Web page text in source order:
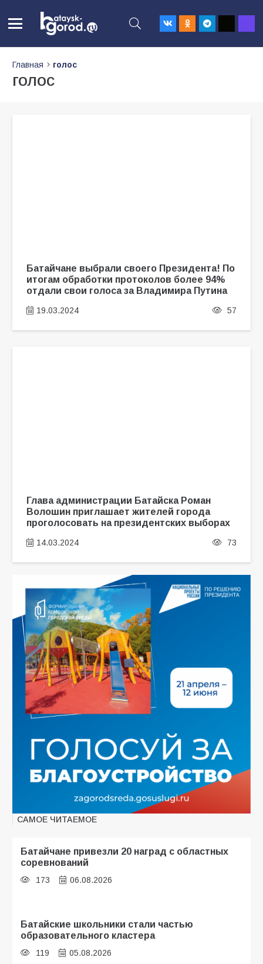
Главная голос
голос
Батайчане выбрали своего Президента! По
итогам обработки протоколов более 94%
отдали свои голоса за Владимира Путина
19.03.2024 57
Глава администрации Батайска Роман
Волошин приглашает жителей города
проголосовать на президентских выборах
14.03.2024 73
САМОЕ ЧИТАЕМОЕ
Батайчане привезли 20 наград с областных
соревнований
173 06.08.2026
Батайские школьники стали частью
образовательного кластера
119 05.08.2026